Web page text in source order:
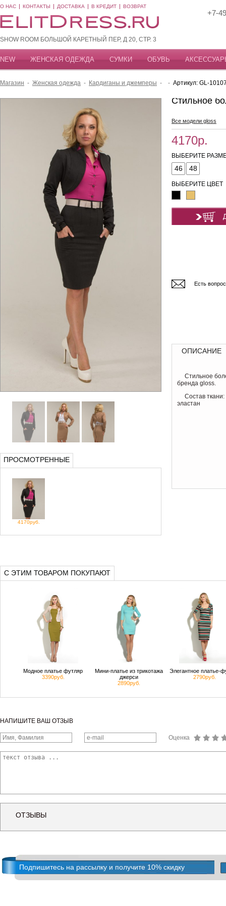
О НАС КОНТАКТЫ ДОСТАВКА В КРЕДИТ ВОЗВРАТ
SHOW ROOM БОЛЬШОЙ КАРЕТНЫЙ ПЕР, Д 20, СТР. 3
+7-
NEW ЖЕНСКАЯ ОДЕЖДА СУМКИ ОБУВЬ
Магазин - Женская одежда - Кардиганы и джемперы - - Артикул: GL-
ПРОСМОТРЕННЫЕ
4170руб.
Стильное
Все модели gloss
4170р.
ВЫБЕРИТЕ
46 48
ВЫБЕРИТЕ ЦВЕТ
Есть
ОПИСАНИЕ
Стильное
бренда gloss.
Состав
эластан
С ЭТИМ ТОВАРОМ ПОКУПАЮТ
Модное платье футляр
3390руб.
Мини-платье из трикотажа
джерси
2890руб.
Элегантное платье-
2790руб.
НАПИШИТЕ ВАШ ОТЗЫВ
Оценка
ОТЗЫВЫ
Подпишитесь на рассылку и получите 10% скидку